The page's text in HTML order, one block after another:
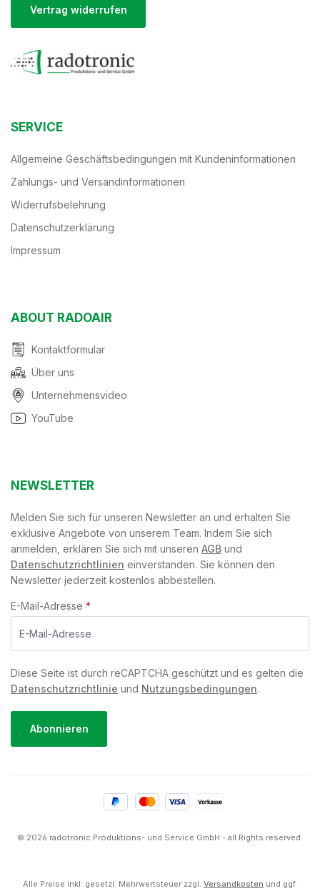
Vertrag widerrufen
SERVICE
Allgemeine Geschäftsbedingungen mit Kundeninformationen
Zahlungs- und Versandinformationen
Widerrufsbelehrung
Datenschutzerklärung
Impressum
ABOUT RADOAIR
Kontaktformular
Über uns
Unternehmensvideo
YouTube
NEWSLETTER
Melden Sie sich für unseren Newsletter an und erhalten Sie
exklusive Angebote von unserem Team. Indem Sie sich
anmelden, erklären Sie sich mit unseren AGB und
Datenschutzrichtlinien einverstanden. Sie können den
Newsletter jederzeit kostenlos abbestellen.
E-Mail-Adresse *
Diese Seite ist durch reCAPTCHA geschützt und es gelten die
Datenschutzrichtlinie und Nutzungsbedingungen.
Abonnieren
© 2026 radotronic Produktions- und Service GmbH - all Rights reserved.
Alle Preise inkl. gesetzl. Mehrwertsteuer zzgl. Versandkosten und ggf.